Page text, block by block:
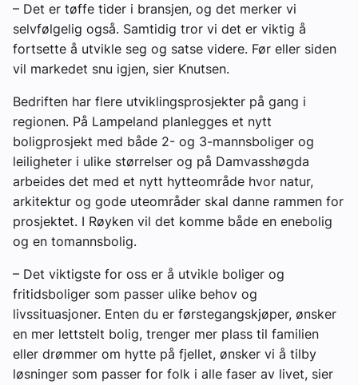
– Det er tøffe tider i bransjen, og det merker vi
selvfølgelig også. Samtidig tror vi det er viktig å
fortsette å utvikle seg og satse videre. Før eller siden
vil markedet snu igjen, sier Knutsen.
Bedriften har flere utviklingsprosjekter på gang i
regionen. På Lampeland planlegges et nytt
boligprosjekt med både 2- og 3-mannsboliger og
leiligheter i ulike størrelser og på Damvasshøgda
arbeides det med et nytt hytteområde hvor natur,
arkitektur og gode uteområder skal danne rammen for
prosjektet. I Røyken vil det komme både en enebolig
og en tomannsbolig.
– Det viktigste for oss er å utvikle boliger og
fritidsboliger som passer ulike behov og
livssituasjoner. Enten du er førstegangskjøper, ønsker
en mer lettstelt bolig, trenger mer plass til familien
eller drømmer om hytte på fjellet, ønsker vi å tilby
løsninger som passer for folk i alle faser av livet, sier